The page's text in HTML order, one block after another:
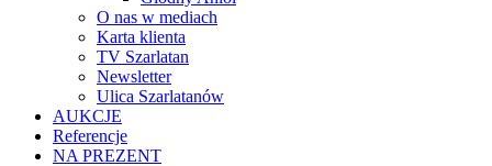
O nas w mediach
Karta klienta
TV Szarlatan
Newsletter
Ulica Szarlatanów
AUKCJE
Referencje
NA PREZENT